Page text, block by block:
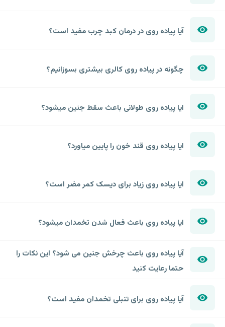
آیا پیاده روی در درمان کبد چرب مفید است؟
چگونه در پیاده روی کالری بیشتری بسوزانیم؟
ایا پیاده روی طولانی باعث سقط جنین میشود؟
ایا پیاده روی قند خون را پایین میاورد؟
ایا پیاده روی زیاد برای دیسک کمر مضر است؟
ایا پیاده روی باعث فعال شدن تخمدان میشود؟
آیا پیاده روی باعث چرخش جنین می شود؟ این نکات را
حتما رعایت کنید
آیا پیاده روی برای تنبلی تخمدان مفید است؟